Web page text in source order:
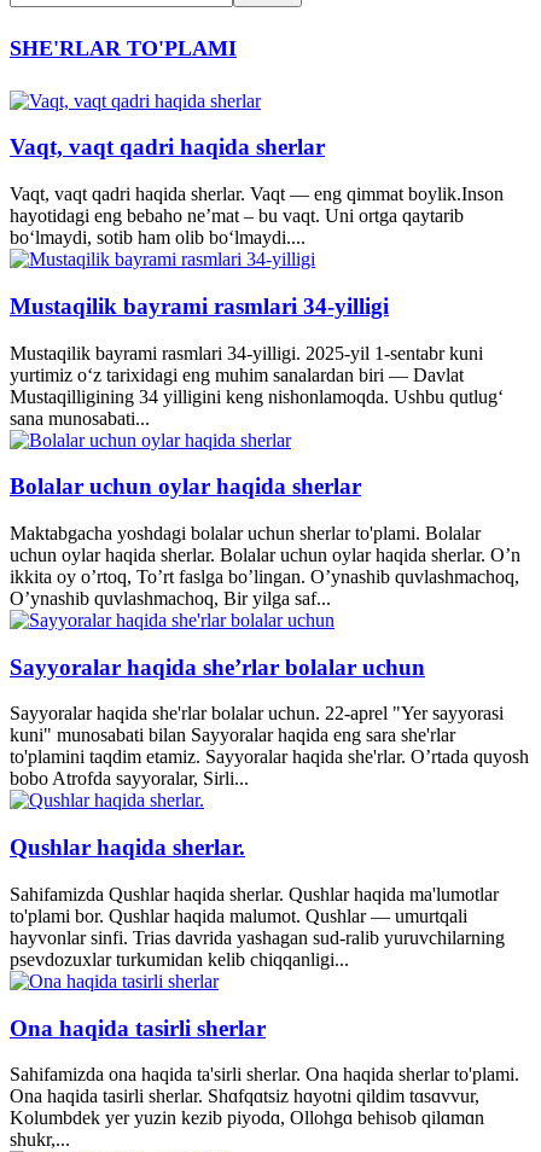
SHE'RLAR TO'PLAMI
Vaqt, vaqt qadri haqida sherlar
Vaqt, vaqt qadri haqida sherlar. Vaqt — eng qimmat boylik.Inson
hayotidagi eng bebaho ne’mat – bu vaqt. Uni ortga qaytarib
bo‘lmaydi, sotib ham olib bo‘lmaydi....
Mustaqilik bayrami rasmlari 34-yilligi
Mustaqilik bayrami rasmlari 34-yilligi. 2025-yil 1-sentabr kuni
yurtimiz o‘z tarixidagi eng muhim sanalardan biri — Davlat
Mustaqilligining 34 yilligini keng nishonlamoqda. Ushbu qutlug‘
sana munosabati...
Bolalar uchun oylar haqida sherlar
Maktabgacha yoshdagi bolalar uchun sherlar to'plami. Bolalar
uchun oylar haqida sherlar. Bolalar uchun oylar haqida sherlar. O’n
ikkita oy o’rtoq, To’rt faslga bo’lingan. O’ynashib quvlashmachoq,
O’ynashib quvlashmachoq, Bir yilga saf...
Sayyoralar haqida she’rlar bolalar uchun
Sayyoralar haqida she'rlar bolalar uchun. 22-aprel "Yer sayyorasi
kuni" munosabati bilan Sayyoralar haqida eng sara she'rlar
to'plamini taqdim etamiz. Sayyoralar haqida she'rlar. O’rtada quyosh
bobo Atrofda sayyoralar, Sirli...
Qushlar haqida sherlar.
Sahifamizda Qushlar haqida sherlar. Qushlar haqida ma'lumotlar
to'plami bor. Qushlar haqida malumot. Qushlar — umurtqali
hayvonlar sinfi. Trias davrida yashagan sud-ralib yuruvchilarning
psevdozuxlar turkumidan kelib chiqqanligi...
Ona haqida tasirli sherlar
Sahifamizda ona haqida ta'sirli sherlar. Ona haqida sherlar to'plami.
Ona haqida tasirli sherlar. Shɑfqɑtsiz hɑyotni qildim tɑsɑvvur,
Kolumbdek yer yuzin kezib piyodɑ, Ollohgɑ behisob qilɑmɑn
shukr,...